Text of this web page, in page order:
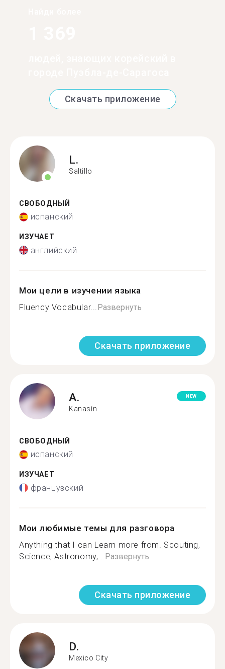
Скачать приложение
L.
Saltillo
СВОБОДНЫЙ
испанский
ИЗУЧАЕТ
английский
Мои цели в изучении языка
Fluency Vocabular... Развернуть
Скачать приложение
A.
Kanasín
NEW
СВОБОДНЫЙ
испанский
ИЗУЧАЕТ
французский
Мои любимые темы для разговора
Anything that I can Learn more from. Scouting,
Science, Astronomy,... Развернуть
Скачать приложение
D.
Mexico City